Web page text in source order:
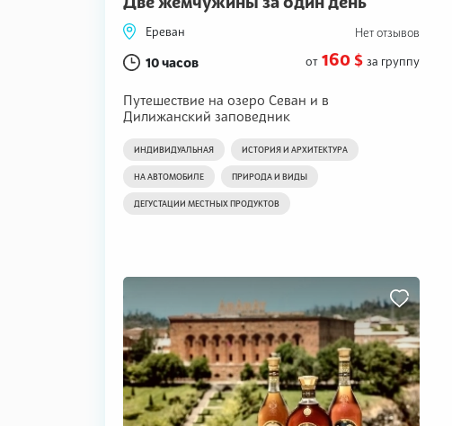
Ереван Нет отзывов
10 часов от 160 $ за группу
Путешествие на озеро Севан и в
Дилижанский заповедник
ИНДИВИДУАЛЬНАЯ ИСТОРИЯ И АРХИТЕКТУРА
НА АВТОМОБИЛЕ ПРИРОДА И ВИДЫ
ДЕГУСТАЦИИ МЕСТНЫХ ПРОДУКТОВ